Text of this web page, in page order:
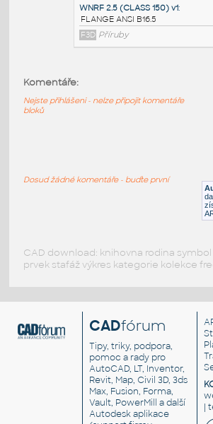
FLANGE ANSI B16.5
F3D Příruby
Příruby
Komentáře:
Nejste přihlášeni - nelze připojit komentáře
bloků
Dosud žádné komentáře - buďte první
CAD download: knihovna rodina
prvek stafáž výkres kategorie kolekce
CADfórum
Tipy, triky, podpora,
pomoc a rady pro
AutoCAD, LT, Inventor,
Revit, Map, Civil 3D, 3ds
Max, Fusion, Forma,
Vault, PowerMill a další
Autodesk aplikace
|